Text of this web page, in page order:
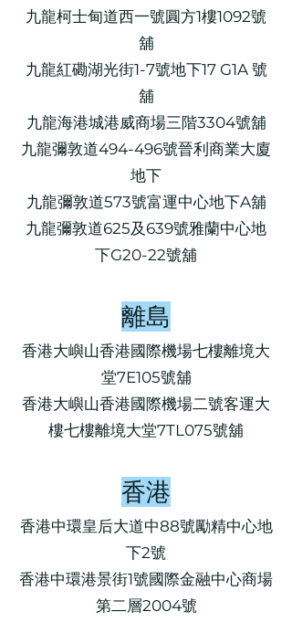
九龍柯士甸道西一號圓方1樓1092號
舖
九龍紅磡湖光街1-7號地下17 G1A 號
舖
九龍海港城港威商場三階3304號舖
九龍彌敦道494-496號晉利商業大廈
地下
九龍彌敦道573號富運中心地下A舖
九龍彌敦道625及639號雅蘭中心地
下G20-22號舖
離島​
香港大嶼山香港國際機場七樓離境大
堂7E105號舖
香港大嶼山香港國際機場二號客運大
樓七樓離境大堂7TL075號舖
香港
香港中環皇后大道中88號勵精中心地
下2號
香港中環港景街1號國際金融中心商場
第二層2004號